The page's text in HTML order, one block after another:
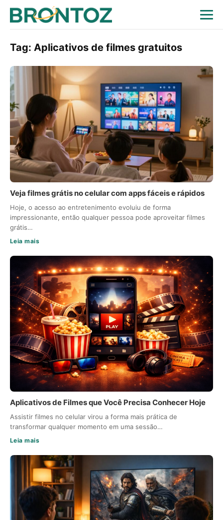
Tag: Aplicativos de filmes gratuitos
Veja filmes grátis no celular com apps fáceis e rápidos
Hoje, o acesso ao entretenimento evoluiu de forma
impressionante, então qualquer pessoa pode aproveitar filmes
grátis…
Leia mais
Aplicativos de Filmes que Você Precisa Conhecer Hoje
Assistir filmes no celular virou a forma mais prática de
transformar qualquer momento em uma sessão…
Leia mais